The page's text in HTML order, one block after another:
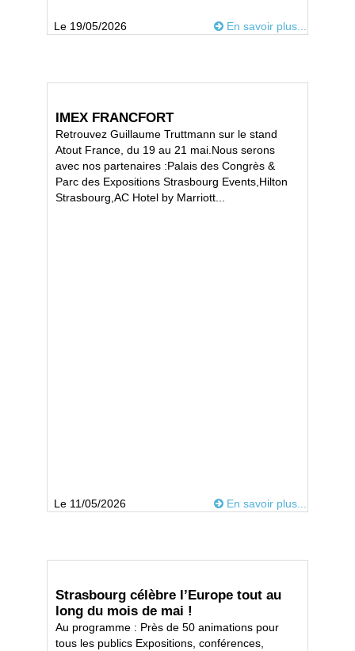
Le 19/05/2026 En savoir plus...
IMEX FRANCFORT
Retrouvez Guillaume Truttmann sur le stand
Atout France, du 19 au 21 mai.Nous serons
avec nos partenaires :Palais des Congrès &
Parc des Expositions Strasbourg Events,Hilton
Strasbourg,AC Hotel by Marriott...
Le 11/05/2026 En savoir plus...
Strasbourg célèbre l’Europe tout au
long du mois de mai !
Au programme : Près de 50 animations pour
tous les publics Expositions, conférences,